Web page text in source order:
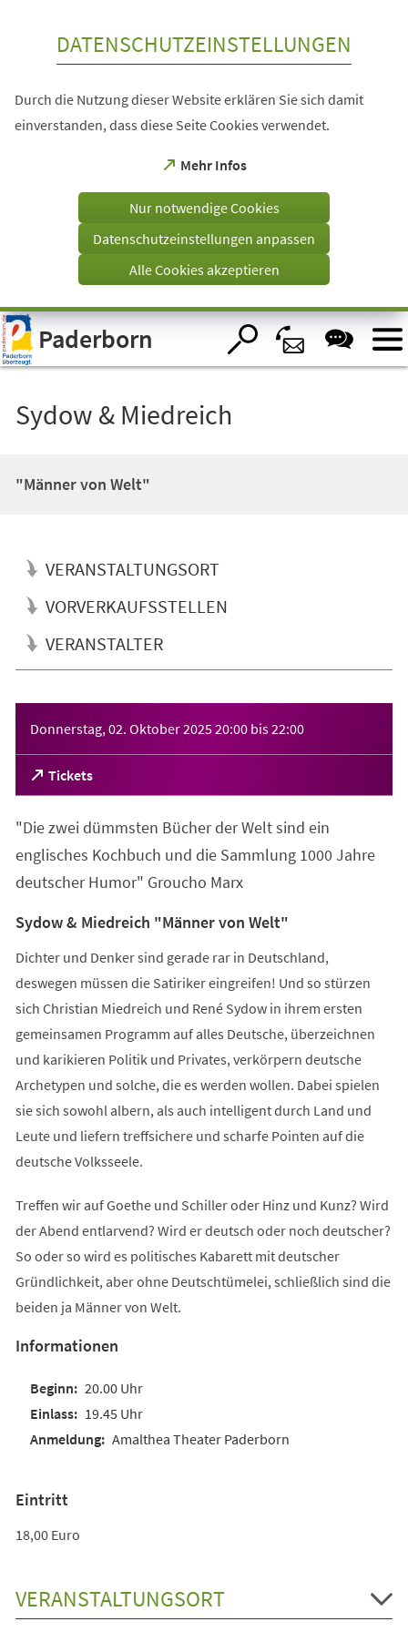
Visuelle
Assistenzsoftware
öffnen.
DATENSCHUTZEINSTELLUNGEN
Durch die Nutzung dieser Website erklären Sie sich damit
einverstanden, dass diese Seite Cookies verwendet.
Mehr Infos
(Öffnet
einem
Tab)
Nur notwendige Cookies
Datenschutzeinstellungen anpassen
Alle Cookies akzeptieren
Paderborn
Sydow & Miedreich
"Männer von Welt"
VERANSTALTUNGSORT
VORVERKAUFSSTELLEN
VERANSTALTER
Donnerstag, 02. Oktober 202520:00 bis22:00
Tickets
(Öffnet
in
neuen
Tab)
"Die zwei dümmsten Bücher der Welt sind ein
englisches Kochbuch und die Sammlung 1000 Jahre
deutscher Humor" Groucho Marx
Sydow & Miedreich "Männer von Welt"
Dichter und Denker sind gerade rar in Deutschland,
deswegen müssen die Satiriker eingreifen! Und so stürzen
sich Christian Miedreich und René Sydow in ihrem ersten
gemeinsamen Programm auf alles Deutsche, überzeichnen
und karikieren Politik und Privates, verkörpern deutsche
Archetypen und solche, die es werden wollen. Dabei spielen
sie sich sowohl albern, als auch intelligent durch Land und
Leute und liefern treffsichere und scharfe Pointen auf die
deutsche Volksseele.
Treffen wir auf Goethe und Schiller oder Hinz und Kunz? Wird
der Abend entlarvend? Wird er deutsch oder noch deutscher?
So oder so wird es politisches Kabarett mit deutscher
Gründlichkeit, aber ohne Deutschtümelei, schließlich sind die
beiden ja Männer von Welt.
Informationen
20.00 Uhr
19.45 Uhr
Amalthea Theater Paderborn
Eintritt
18,00 Euro
VERANSTALTUNGSORT